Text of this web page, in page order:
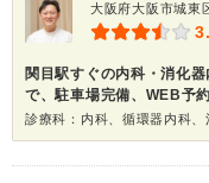
大阪府大阪市城東
関目駅すぐの内科・消化
で、駐車場完備、WEB予